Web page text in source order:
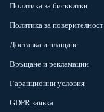
Политика за бисквитки
Политика за поверителност
Доставка и плащане
Връщане и рекламации
Гаранционни условия
GDPR заявка